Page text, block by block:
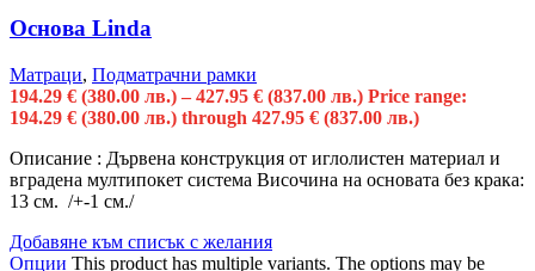
Основа Linda
Матраци, Подматрачни рамки
194.29 € (380.00 лв.) – 427.95 € (837.00 лв.) Price range:
194.29 € (380.00 лв.) through 427.95 € (837.00 лв.)
Описание : Дървена конструкция от иглолистен материал и
вградена мултипокет система Височина на основата без крака:
13 см. /+-1 см./
Добавяне към списък с желания
Опции This product has multiple variants. The options may be